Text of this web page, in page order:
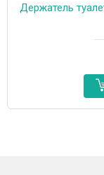
Держатель